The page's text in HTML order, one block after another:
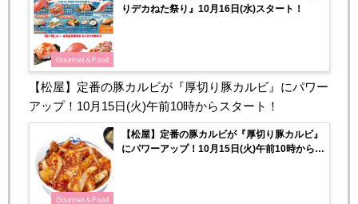
Gourmet＆Food
りデカねた祭り』10月16日(水)スタート！
【松屋】定番の豚カルビが『厚切り豚カルビ』にパワー
アップ！10月15日(火)午前10時からスタート！
Gourmet＆Food
【松屋】定番の豚カルビが『厚切り豚カルビ』
にパワーアップ！10月15日(火)午前10時からス